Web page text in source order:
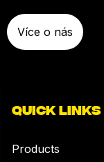
Více o nás
QUICK LINKS
Products